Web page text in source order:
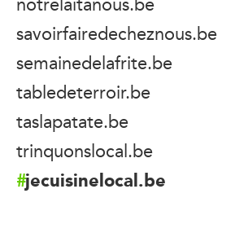
savoirfairedecheznous.be
semainedelafrite.be
tabledeterroir.be
taslapatate.be
trinquonslocal.be
jecuisinelocal.be